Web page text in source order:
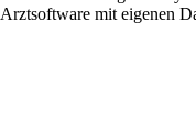
mit eigenen